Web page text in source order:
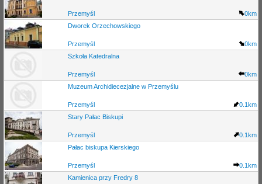
Przemyśl
0km
Dworek Orzechowskiego
Przemyśl
0km
Szkoła Katedralna
Przemyśl
0km
Muzeum Archidiecezjalne w Przemyślu
Przemyśl
0.1km
Stary Pałac Biskupi
Przemyśl
0.1km
Pałac biskupa Kierskiego
Przemyśl
0.1km
Kamienica przy Fredry 8